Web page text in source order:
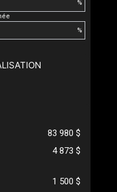
%
%
83 980 $
4 873 $
1 500 $